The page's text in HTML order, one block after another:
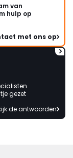
van
hulp op
met ons op
gezet
de antwoorden